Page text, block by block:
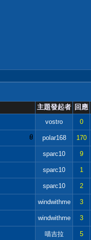
主題發起者 回應
vostro 0
polar168 170
sparc10 9
sparc10 1
sparc10 2
windwithme 3
windwithme 3
喵吉拉 5